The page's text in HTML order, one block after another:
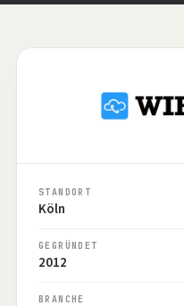
STANDORT
Köln
GEGRÜNDET
2012
BRANCHE